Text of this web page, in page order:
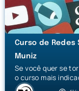
Curso de Redes
Muniz
Se você quer se
o curso mais